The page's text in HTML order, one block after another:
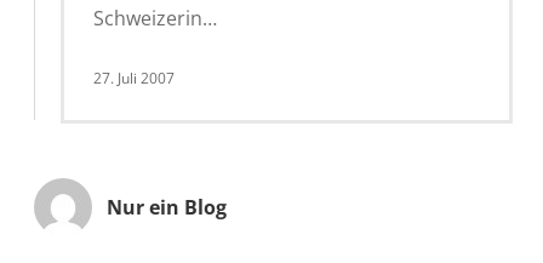
Schweizerin…
27. Juli 2007
Nur ein Blog